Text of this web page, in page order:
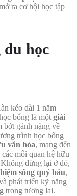
ra cơ hội học tập
du học
kéo dài 1 năm
bổng là một giải
bớt gánh nặng về
trình học bổng
văn hóa, mang đến
mối quan hệ hữu
dừng lại ở đó,
sống quý báu,
phát triển kỹ năng
trong tương lai.